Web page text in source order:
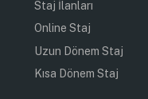
Staj İlanları
Online Staj
Uzun Dönem Staj
Kısa Dönem Staj